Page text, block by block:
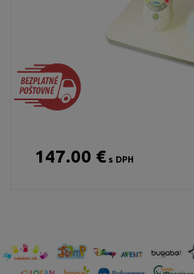
147.00 €s DPH